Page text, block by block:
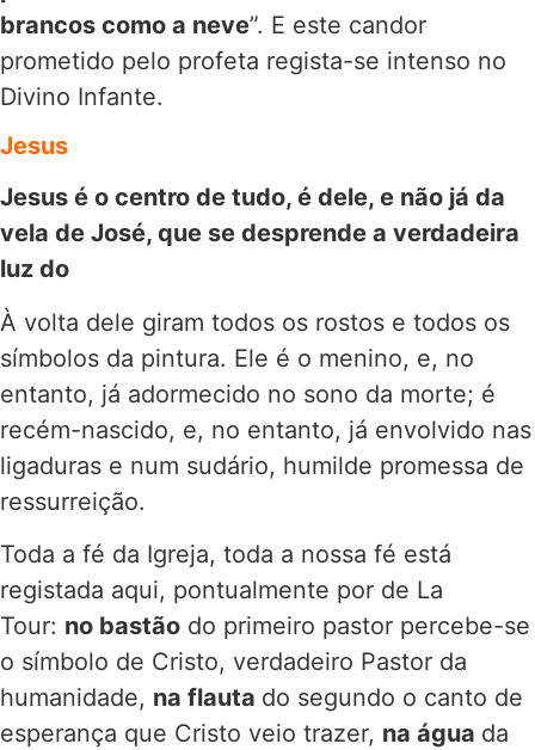
brancos como a neve”. E este candor
prometido pelo profeta regista-se intenso no
Divino Infante.
Jesus
Jesus é o centro de tudo, é dele, e não já da
vela de José, que se desprende a verdadeira
luz do
À volta dele giram todos os rostos e todos os
símbolos da pintura. Ele é o menino, e, no
entanto, já adormecido no sono da morte; é
recém-nascido, e, no entanto, já envolvido nas
ligaduras e num sudário, humilde promessa de
ressurreição.
Toda a fé da Igreja, toda a nossa fé está
registada aqui, pontualmente por de La
Tour: no bastão do primeiro pastor percebe-se
o símbolo de Cristo, verdadeiro Pastor da
humanidade, na flauta do segundo o canto de
esperança que Cristo veio trazer, na água da